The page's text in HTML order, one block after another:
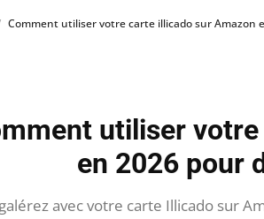
Comment utiliser votre carte illicado sur Amazon
utiliser
en 2026 pour
avec votre carte Illicado sur